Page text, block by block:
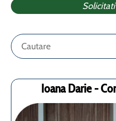
Caută
Ioana Darie -